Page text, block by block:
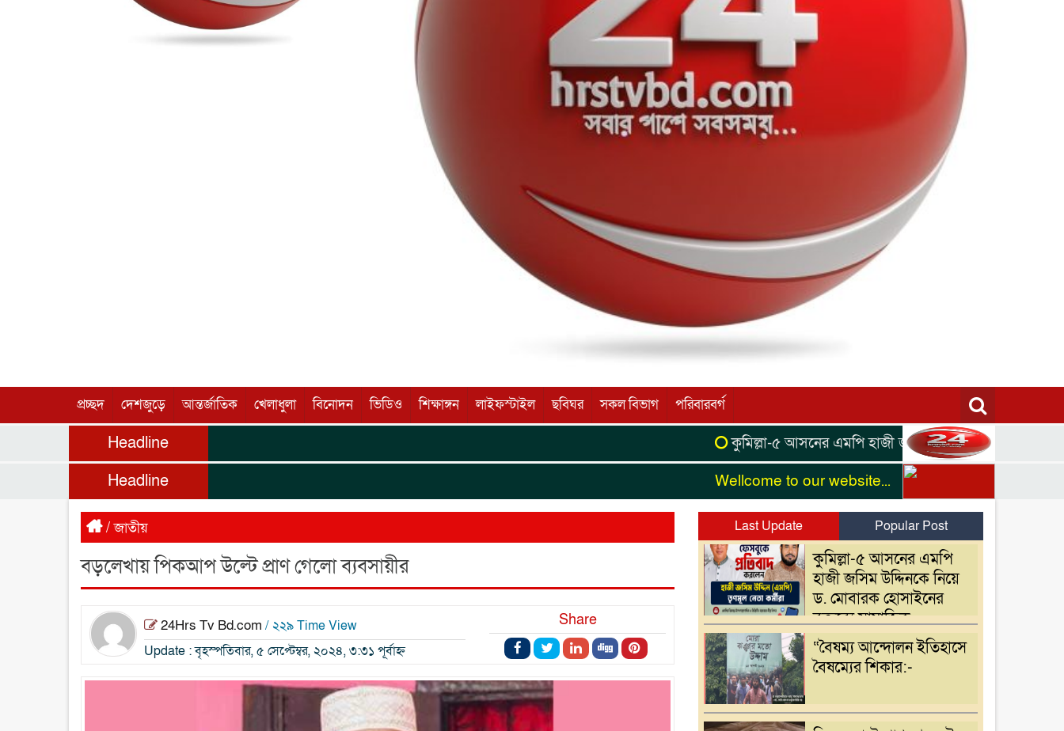
প্রচ্ছদ দেশজুড়ে আন্তর্জাতিক খেলাধুলা বিনোদন ভিডিও শিক্ষাঙ্গন লাইফস্টাইল ছবিঘর সকল বিভাগ পরিবারবর্গ
Headline কুমিল্লা-৫ আসনের এমপি হাজী জসিম উদ্দিনকে নিয়ে ড. মোবারক
Headline Wellcome to our website...
/জাতীয়
বড়লেখায় পিকআপ উল্টে প্রাণ গেলো ব্যবসায়ীর
24Hrs Tv Bd.com / ২২৯ Time View
Update : বৃহস্পতিবার, ৫ সেপ্টেম্বর, ২০২৪, ৩:৩১ পূর্বাহ্ন
Share
Last Update Popular Post
কুমিল্লা-৫ আসনের এমপি
হাজী জসিম উদ্দিনকে নিয়ে
ড. মোবারক হোসাইনের
বক্তব্যে সামাজিক
যোগাযোগমাধ্যমে প্রতিবাদ“বৈষম্য আন্দোলন ইতিহাসে
বৈষম্যের শিকার:-